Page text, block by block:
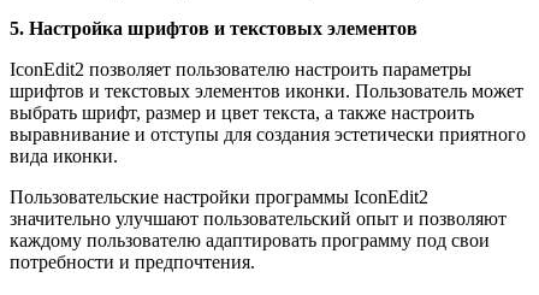
5. Настройка шрифтов и текстовых элементов
IconEdit2 позволяет пользователю настроить параметры
шрифтов и текстовых элементов иконки. Пользователь может
выбрать шрифт, размер и цвет текста, а также настроить
выравнивание и отступы для создания эстетически приятного
вида иконки.
Пользовательские настройки программы IconEdit2
значительно улучшают пользовательский опыт и позволяют
каждому пользователю адаптировать программу под свои
потребности и предпочтения.